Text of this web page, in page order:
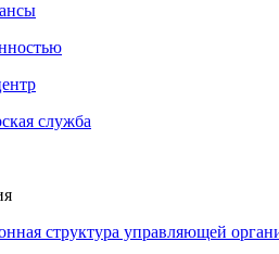
служба
структура управляющей